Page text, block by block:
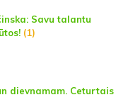
Savu talantu
(1)
dievnamam. Ceturtais